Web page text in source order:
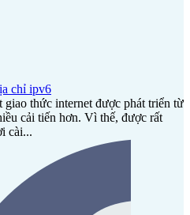
chỉ ipv6
giao thức internet được phát triển từ
cải tiến hơn. Vì thế, được rất
cài...